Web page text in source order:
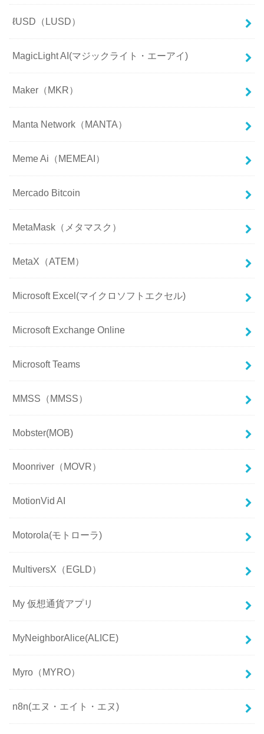
ℓUSD（LUSD）
MagicLight AI(マジックライト・エーアイ)
Maker（MKR）
Manta Network（MANTA）
Meme Ai（MEMEAI）
Mercado Bitcoin
MetaMask（メタマスク）
MetaX（ATEM）
Microsoft Excel(マイクロソフトエクセル)
Microsoft Exchange Online
Microsoft Teams
MMSS（MMSS）
Mobster(MOB)
Moonriver（MOVR）
MotionVid AI
Motorola(モトローラ)
MultiversX（EGLD）
My 仮想通貨アプリ
MyNeighborAlice(ALICE)
Myro（MYRO）
n8n(エヌ・エイト・エヌ)